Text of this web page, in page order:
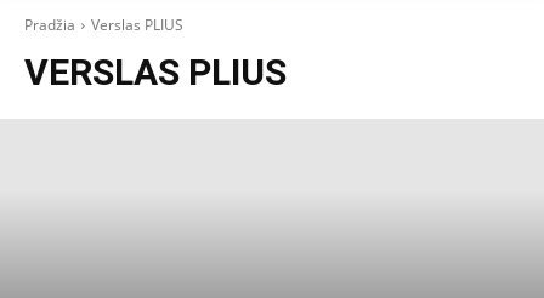
Pradžia Verslas PLIUS
VERSLAS PLIUS